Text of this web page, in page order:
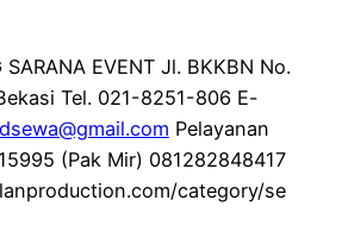
EVENT Jl. BKKBN No.
Tel. 021-8251-806 E-
Pelayanan
(Pak Mir) 081282848417
category/se